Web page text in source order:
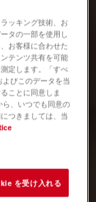
ッキング技術、お
タの一部を使用し
お客様に合わせた
テンツ共有を可能
定します。「すべ
びこのデータを当
ことに同意しま
、いつでも同意の
つきましては、当
を受け入れる